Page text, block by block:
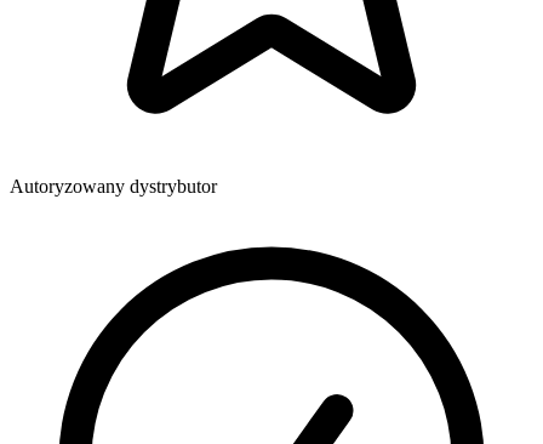
Autoryzowany dystrybutor